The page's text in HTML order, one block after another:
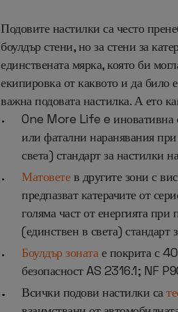
Подовите настилки са често
боулдър стени, но за стени за
единствената мярка, която би
екипировка от каквото и да било
важна подовата настилка. А ето
One More Life e иновативна
или фатални наранявания
света) стандарт за настилки
Матоветев другите зони с
предпазват катерачите от
голяма част от енергията
(единствен в света)
Боулдър зонатае покрита с 40
безопасност AS 2316.1; NF
Всички подови настилки са